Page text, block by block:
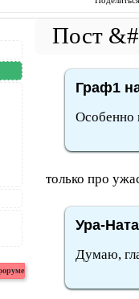
Граф1
Особенно
только про
Ура-
Думаю,